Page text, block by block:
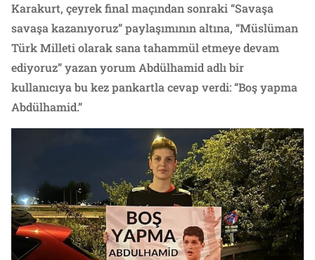
Karakurt, çeyrek final maçından sonraki “Savaşa
savaşa kazanıyoruz” paylaşımının altına, “Müslüman
Türk Milleti olarak sana tahammül etmeye devam
ediyoruz” yazan yorum Abdülhamid adlı bir
kullanıcıya bu kez pankartla cevap verdi: “Boş yapma
Abdülhamid.”